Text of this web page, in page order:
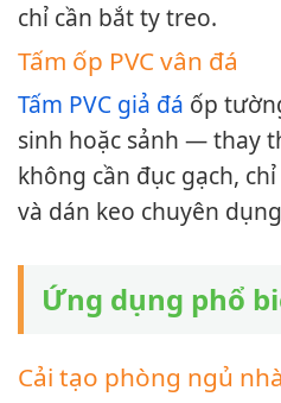
chỉ cần bắt ty treo.
Tấm ốp PVC vân đá
Tấm PVC giả đá ốp
sinh hoặc sảnh — thay
không cần đục gạch,
và dán keo chuyên
Ứng dụng phổ
Cải tạo phòng ngủ